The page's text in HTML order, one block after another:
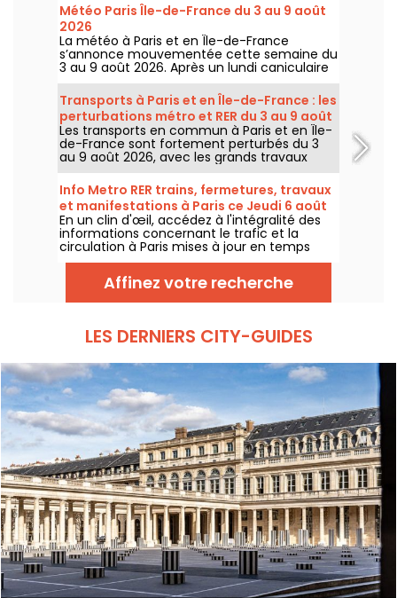
Météo Paris Île-de-France du 3 au 9 août
2026
La météo à Paris et en Île-de-France
s’annonce mouvementée cette semaine du
3 au 9 août 2026. Après un lundi caniculaire
marqué par un risque d’orages, les
températures vont progressivement baisser
avant le retour d’un temps plus chaud et
ensoleillé pour le week-end.
Transports à Paris et en Île-de-France : les
perturbations métro et RER du 3 au 9 août
2026
Les transports en commun à Paris et en Île-
de-France sont fortement perturbés du 3
au 9 août 2026, avec les grands travaux
d'été qui impactent très durement
certaines lignes, selon la RATP et SNCF.
Info Metro RER trains, fermetures, travaux
et manifestations à Paris ce Jeudi 6 août
2026
En un clin d'œil, accédez à l'intégralité des
informations concernant le trafic et la
circulation à Paris mises à jour en temps
réel. Metro RER et Transilien de la RATP,
travaux, circulation, grands évènements et
manifestations, on vous donne toutes les
informations pratiques à connaître avant de
Affinez votre recherche
LES DERNIERS CITY-GUIDES